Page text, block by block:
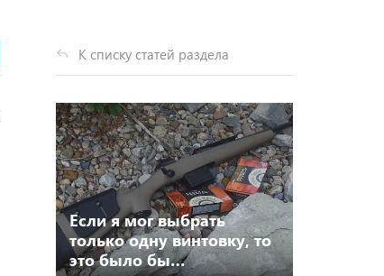
К списку статей раздела
Если я мог выбрать
только одну винтовку, то
это было бы…